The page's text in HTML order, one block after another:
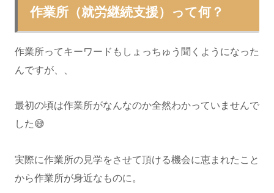
作業所（就労継続支援）って何？
作業所ってキーワードもしょっちゅう聞くようになった
んですが、、
最初の頃は作業所がなんなのか全然わかっていませんで
した😅
実際に作業所の見学をさせて頂ける機会に恵まれたこと
から作業所が身近なものに。